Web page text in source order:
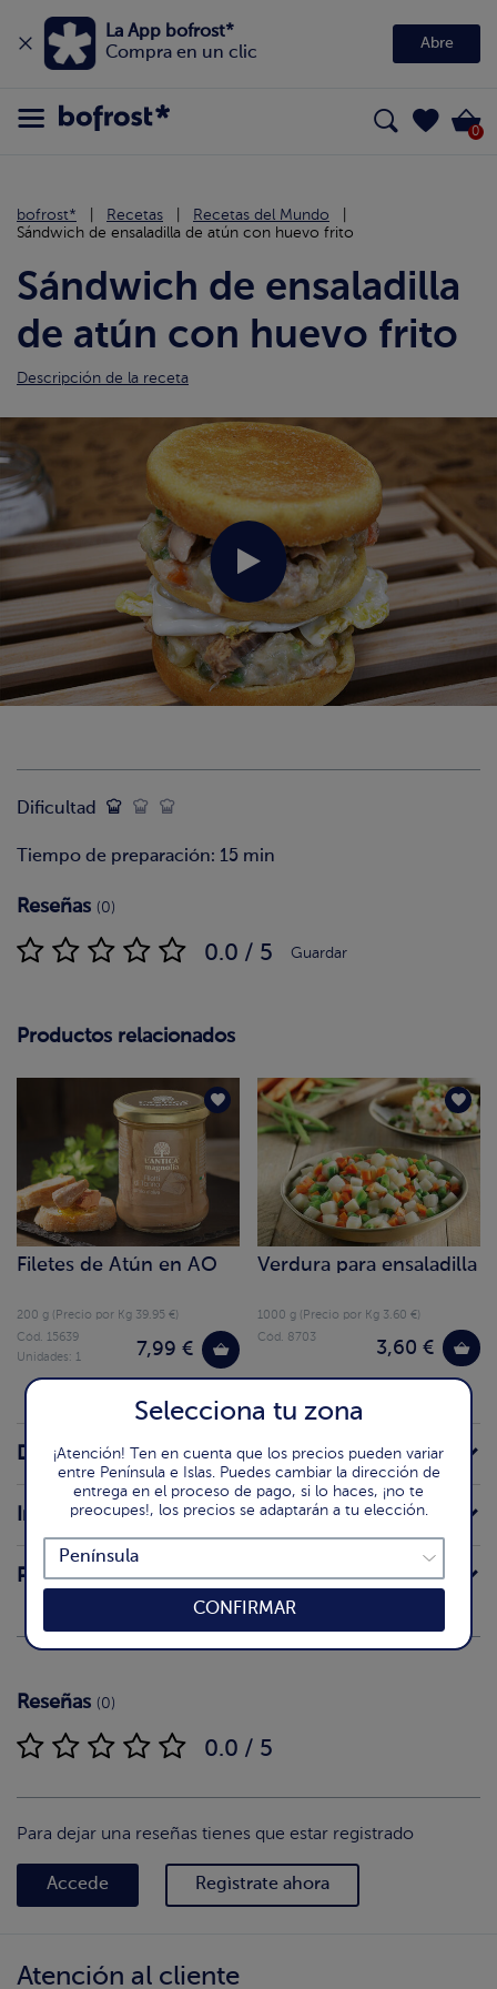
La App bofrost*
Compra en un clic
Abre
0
bofrost* Recetas
Recetas del Mundo
Sándwich de ensaladilla de atún con huevo frito
Sándwich de ensaladilla
de atún con huevo frito
Descripción de la receta
Dificultad
Tiempo de preparación: 15 min
Reseñas (0)
0.0 / 5 Guardar
Productos relacionados
Filetes de Atún en AO
200 g (Precio por Kg 39.95 €)
7,99 €
Cód. 15639
Unidades: 1
Verdura para ensaladilla
1000 g (Precio por Kg 3.60 €)
3,60 €
Cód. 8703
Descripción de la receta
Ingredientes
Preparación
Reseñas (0)
0.0 / 5
Para dejar una reseñas tienes que estar registrado
Accede Regìstrate ahora
Atención al cliente
Selecciona tu zona
¡Atención! Ten en cuenta que los precios pueden variar
entre Península e Islas. Puedes cambiar la dirección de
entrega en el proceso de pago, si lo haces, ¡no te
preocupes!, los precios se adaptarán a tu elección.
CONFIRMAR